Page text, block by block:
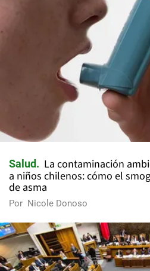
Salud
La contaminación
a niños chilenos: cómo el
de asma
Por Nicole Donoso